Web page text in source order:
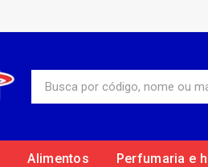
Alimentos Perfumaria e